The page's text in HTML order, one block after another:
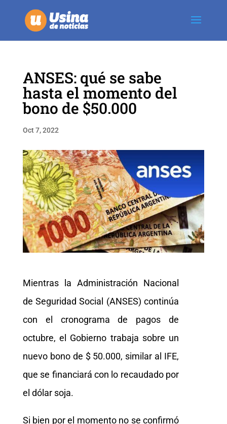
ANSES: qué se sabe
hasta el momento del
bono de $50.000
Oct 7, 2022
Mientras la Administración Nacional
de Seguridad Social (ANSES) continúa
con el cronograma de pagos de
octubre, el Gobierno trabaja sobre un
nuevo bono de $ 50.000, similar al IFE,
que se financiará con lo recaudado por
el dólar soja.
Si bien por el momento no se confirmó